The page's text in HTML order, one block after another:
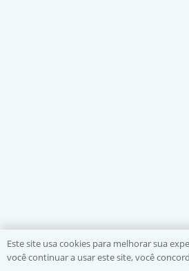
Este site usa cookies para melhorar sua
você continuar a usar este site, você